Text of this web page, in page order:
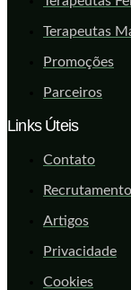
Terapeutas
Promoções
Parceiros
Links Úteis
Contato
Recrutamento
Artigos
Privacidade
Cookies